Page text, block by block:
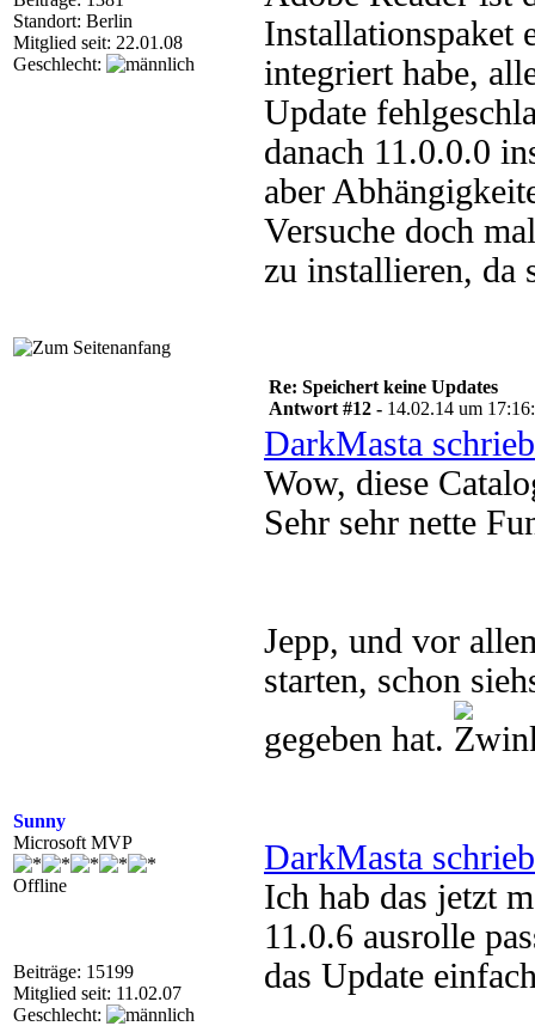
Standort: Berlin
Mitglied seit: 22.01.08
Geschlecht:
Installationspaket
integriert habe,
Update
danach 11.0.0.0
aber
Versuche doch
zu installieren, da
Sunny
Microsoft MVP
Offline
Beiträge: 15199
Mitglied seit: 11.02.07
Geschlecht:
Re: Speichert keine Updates
Antwort #12 - 14.02.14 um
DarkMasta schrieb
Wow, diese
Sehr sehr nette
Jepp, und vor
starten, schon
gegeben hat.
DarkMasta schrieb
Ich hab das jetzt
11.0.6 ausrolle
das Update